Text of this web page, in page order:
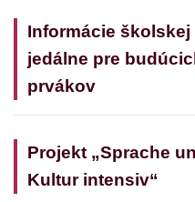
Informácie školskej
jedálne pre
prvákov
Projekt „Sprache
Kultur intensiv“